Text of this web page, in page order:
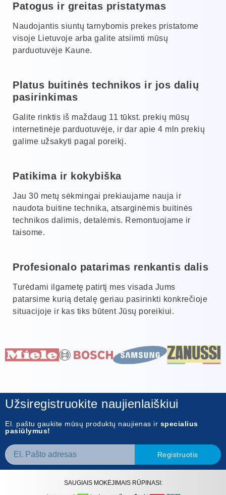
Patogus ir greitas pristatymas
Naudojantis siuntų tarnybomis prekes pristatome
visoje Lietuvoje arba galite atsiimti mūsų
parduotuvėje Kaune.
Platus buitinės technikos ir jos dalių
pasirinkimas
Galite rinktis iš maždaug 11 tūkst. prekių mūsų
internetinėje parduotuvėje, ir dar apie 4 mln prekių
galime užsakyti pagal poreikį.
Patikima ir kokybiška
Jau 30 metų sėkmingai prekiaujame nauja ir
naudota buitine technika, atsarginėmis buitinės
technikos dalimis, detalėmis. Remontuojame ir
taisome.
Profesionalo patarimas renkantis dalis
Turėdami ilgametę patirtį mes visada Jums
patarsime kurią detalę geriau pasirinkti konkrečioje
situacijoje ir kas tiks būtent Jūsų poreikiui.
Užsiregistruokite naujienlaiškiui
El. paštu gaukite mūsų produktų naujienas ir specialius
pasiūlymus!
Registruotis
SAUGIAIS MOKĖJIMAIS RŪPINASI: